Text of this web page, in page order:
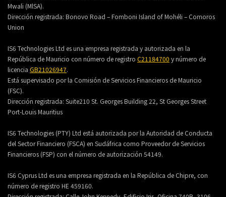
Mwali (MlSA).
Dirección registrada: Bonovo Road – Fomboni Island of Mohéli – Comoros
Union
IS6 Technologies Ltd es una empresa registrada y autorizada en la
República de Mauricio con número de registro C21184700 y número de
licencia GB21026947.
Está supervisado por la Comisión de Servicios Financieros de Mauricio
(FSC).
Dirección registrada: Suite210 St. Georges Building 22, St Georges Street
Port-Louis Mauritius
IS6 Technologies (PTY) Ltd está autorizada por la Autoridad de Conducta
del Sector Financiero (FSCA) en Sudáfrica como Proveedor de Servicios
Financieros (FSP) con el número de autorización 54149.
IS6 Cyprus Ltd es una empresa registrada en la República de Chipre, con
número de registro HE 459160.